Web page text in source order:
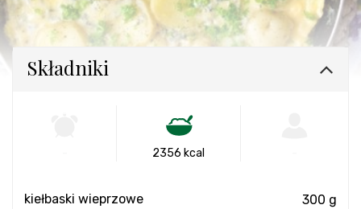
Składniki
2356 kcal
kiełbaski wieprzowe 300 g